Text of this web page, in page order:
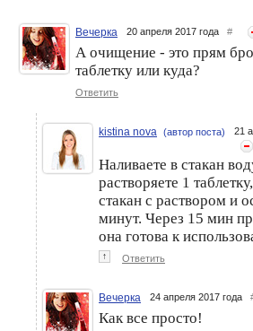
Вечерка 20 апреля 2017 года #
А очищение - это прям
таблетку или куда?
Ответить
kistina nova (автор поста) 21
Наливаете в стакан
растворяете 1
стакан с раствором и
минут. Через 15 мин
она готова к
↑ Ответить
Вечерка 24 апреля 2017 года
Как все просто!